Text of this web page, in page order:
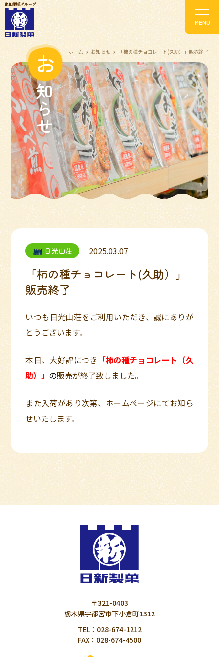
亀田製菓グループ
ホーム お知らせ 「柿の種チョコレート(久助）」販売終了
お
知らせ
日光山荘 2025.03.07
「柿の種チョコレート(久助）」
販売終了
いつも日光山荘をご利用いただき、誠にありが
とうございます。
本日、大好評につき 「柿の種チョコレート（久
助）」 の販売が終了致しました。
また入荷があり次第、ホームぺージにてお知ら
せいたします。
〒321-0403
栃木県宇都宮市下小倉町1312
TEL：028-674-1212
FAX：028-674-4500